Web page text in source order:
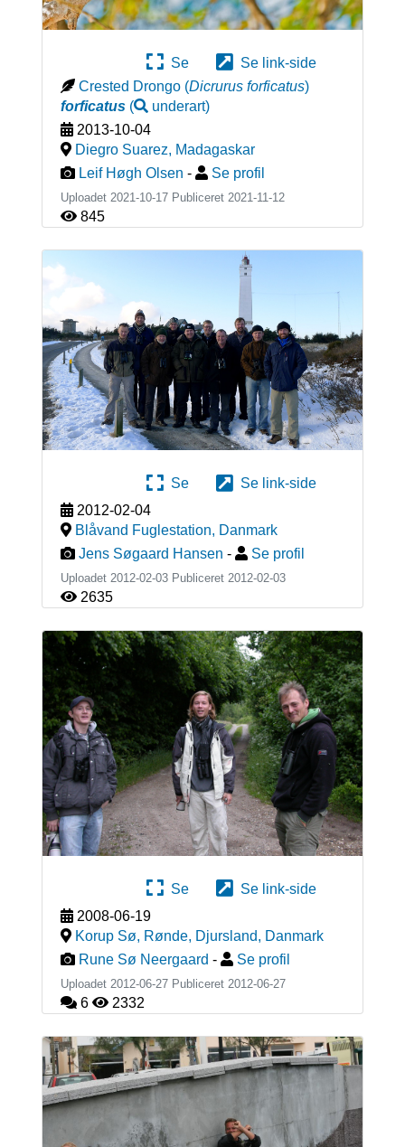
Se
Se link-side
Crested Drongo (Dicrurus forficatus)
forficatus( underart)
2013-10-04
Diegro Suarez, Madagaskar
Leif Høgh Olsen - Se profil
Uploadet 2021-10-17 Publiceret 2021-11-12
845
Se
Se link-side
2012-02-04
Blåvand Fuglestation, Danmark
Jens Søgaard Hansen - Se profil
Uploadet 2012-02-03 Publiceret 2012-02-03
2635
Se
Se link-side
2008-06-19
Korup Sø, Rønde, Djursland, Danmark
Rune Sø Neergaard - Se profil
Uploadet 2012-06-27 Publiceret 2012-06-27
6 2332